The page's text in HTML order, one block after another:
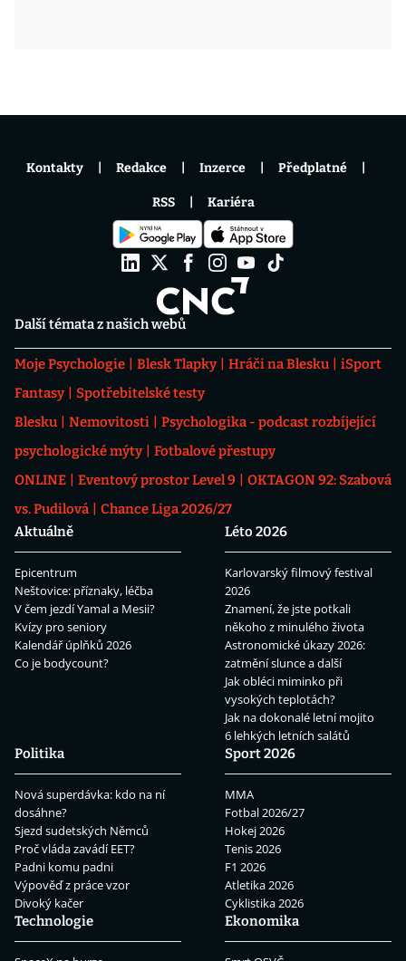
Další témata z našich webů
Moje Psychologie Blesk Tlapky Hráči na Blesku
iSport
Fantasy
Spotřebitelské testy
Blesku
Nemovitosti
Psychologika - podcast rozbíjející
psychologické mýty
Fotbalové přestupy
ONLINE
Eventový prostor Level 9
OKTAGON 92: Szabová
vs. Pudilová
Chance Liga 2026/27
Aktuálně
Epicentrum
Neštovice: příznaky, léčba
V čem jezdí Yamal a Mesii?
Kvízy pro seniory
Kalendář úplňků 2026
Co je bodycount?
Léto 2026
Karlovarský filmový festival
2026
Znamení, že jste potkali
někoho z minulého života
Astronomické úkazy 2026:
zatmění slunce a další
Jak obléci miminko při
vysokých teplotách?
Jak na dokonalé letní mojito
6 lehkých letních salátů
Politika
Nová superdávka: kdo na ní
dosáhne?
Sjezd sudetských Němců
Proč vláda zavádí EET?
Padni komu padni
Výpověď z práce vzor
Divoký kačer
Sport 2026
MMA
Fotbal 2026/27
Hokej 2026
Tenis 2026
F1 2026
Atletika 2026
Cyklistika 2026
Technologie
Ekonomika
Kontakty Redakce Inzerce Předplatné
RSS Kariéra